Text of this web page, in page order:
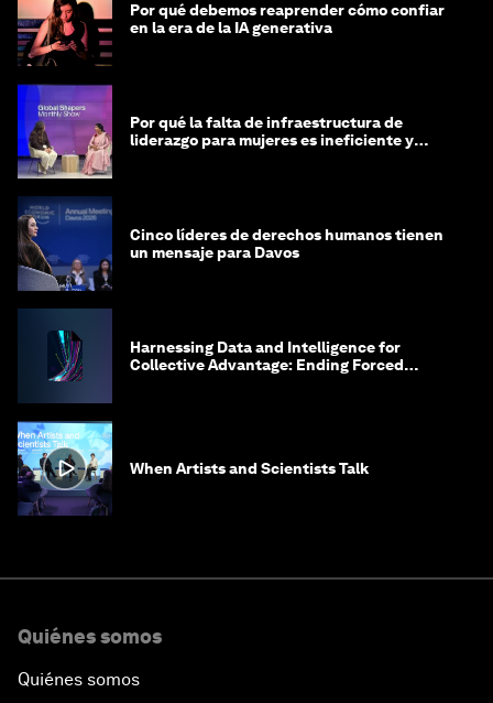
Por qué debemos reaprender cómo confiar
en la era de la IA generativa
Por qué la falta de infraestructura de
liderazgo para mujeres es ineficiente y
Cinco líderes de derechos humanos tienen
un mensaje para Davos
Harnessing Data and Intelligence for
Collective Advantage: Ending Forced
When Artists and Scientists Talk
Quiénes somos
Quiénes somos